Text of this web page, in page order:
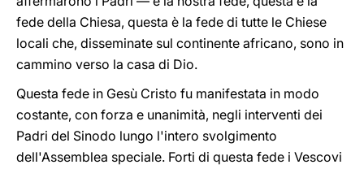
fede della Chiesa, questa è la fede di tutte le Chiese
locali che, disseminate sul continente africano, sono in
cammino verso la casa di Dio.
Questa fede in Gesù Cristo fu manifestata in modo
costante, con forza e unanimità, negli interventi dei
Padri del Sinodo lungo l'intero svolgimento
dell'Assemblea speciale. Forti di questa fede i Vescovi